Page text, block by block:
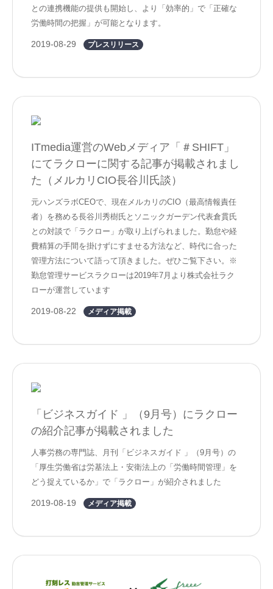
との連携機能の提供も開始し、より「効率的」で「正確な
労働時間の把握」が可能となります。
2019-08-29 プレスリリース
ITmedia運営のWebメディア「＃SHIFT」
にてラクローに関する記事が掲載されまし
た（メルカリCIO長谷川氏談）
元ハンズラボCEOで、現在メルカリのCIO（最高情報責任
者）を務める長谷川秀樹氏とソニックガーデン代表倉貫氏
との対談で「ラクロー」が取り上げられました。勤怠や経
費精算の手間を掛けずにすませる方法など、時代に合った
管理方法について語って頂きました。ぜひご覧下さい。※
勤怠管理サービスラクローは2019年7月より株式会社ラク
ローが運営しています
2019-08-22 メディア掲載
「ビジネスガイド 」（9月号）にラクロー
の紹介記事が掲載されました
人事労務の専門誌、月刊「ビジネスガイド 」（9月号）の
「厚生労働省は労基法上・安衛法上の「労働時間管理」を
どう捉えているか」で「ラクロー」が紹介されました
2019-08-19 メディア掲載